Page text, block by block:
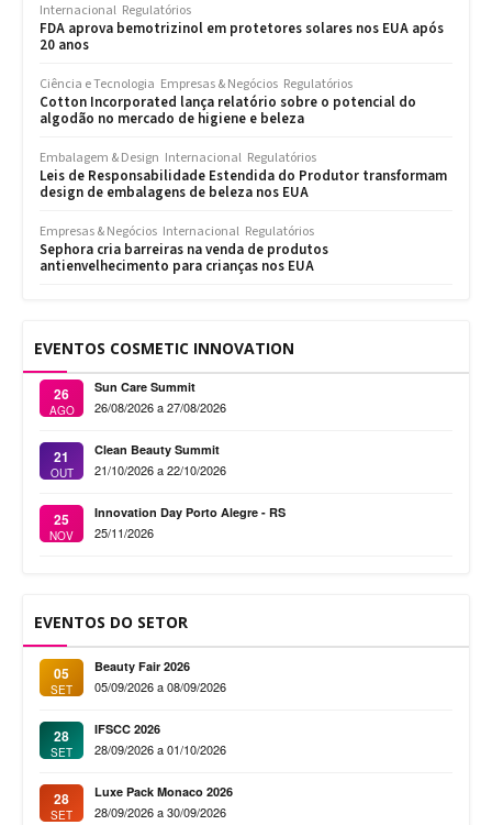
Internacional Regulatórios
FDA aprova bemotrizinol em protetores solares nos EUA após
20 anos
Ciência e Tecnologia Empresas & Negócios Regulatórios
Cotton Incorporated lança relatório sobre o potencial do
algodão no mercado de higiene e beleza
Embalagem & Design Internacional Regulatórios
Leis de Responsabilidade Estendida do Produtor transformam
design de embalagens de beleza nos EUA
Empresas & Negócios Internacional Regulatórios
Sephora cria barreiras na venda de produtos
antienvelhecimento para crianças nos EUA
EVENTOS COSMETIC INNOVATION
26
AGO
Sun Care Summit
26/08/2026 a 27/08/2026
21
OUT
Clean Beauty Summit
21/10/2026 a 22/10/2026
25
NOV
Innovation Day Porto Alegre - RS
25/11/2026
EVENTOS DO SETOR
05
SET
Beauty Fair 2026
05/09/2026 a 08/09/2026
28
SET
IFSCC 2026
28/09/2026 a 01/10/2026
28
SET
Luxe Pack Monaco 2026
28/09/2026 a 30/09/2026